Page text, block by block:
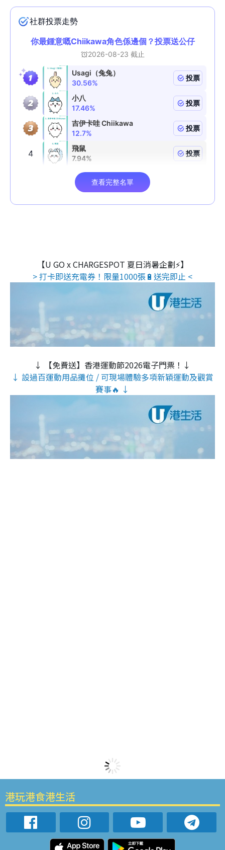
【U GO x CHARGESPOT 夏日消暑企劃⚡】
> 打卡即送充電券！限量1000張🔋送完即止 <
↓ 【免費送】香港運動節2026電子門票！↓
↓ 設過百運動用品攤位 / 可現場體驗多項新穎運動及觀賞
賽事🔥 ↓
港玩港食港生活